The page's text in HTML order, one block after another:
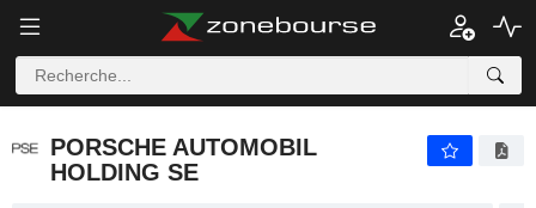
PORSCHE AUTOMOBIL
HOLDING SE